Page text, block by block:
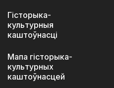
Гісторыка-
культурныя
каштоўнасці
Мапа гісторыка-
культурных
каштоўнасцей